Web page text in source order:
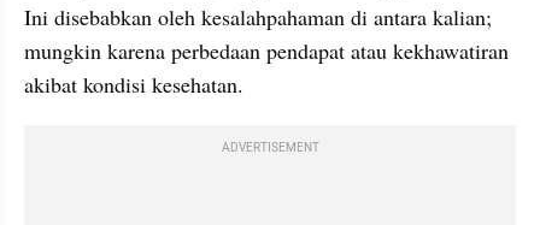
Ini disebabkan oleh kesalahpahaman di antara kalian;
mungkin karena perbedaan pendapat atau kekhawatiran
akibat kondisi kesehatan.
ADVERTISEMENT